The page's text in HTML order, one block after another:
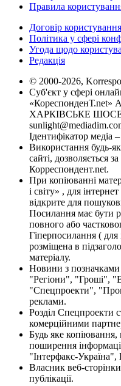
Правила
Договір
Політика у сфері
Угода щодо
Редакція
© 2000-2026,
Суб'єкт у сфері
«КореспонденТ.net»
ХАРКІВСЬКЕ ШОСЕ,
Ідентифікатор медіа
Використання будь-
сайті, дозволяється
Корреспондент.net.
При копіюванні
і світу» , для
відкрите для
Посилання має бути
повного або
Гіперпосилання (
розміщена в
матеріалу.
Новини з
"Регіони", "Гроші",
"Спецпроекти",
реклами.
Розділ Спецпроекти
комерційними
Будь яке копіювання,
поширення
"Інтерфакс-Україна",
Власник веб-
публікації.